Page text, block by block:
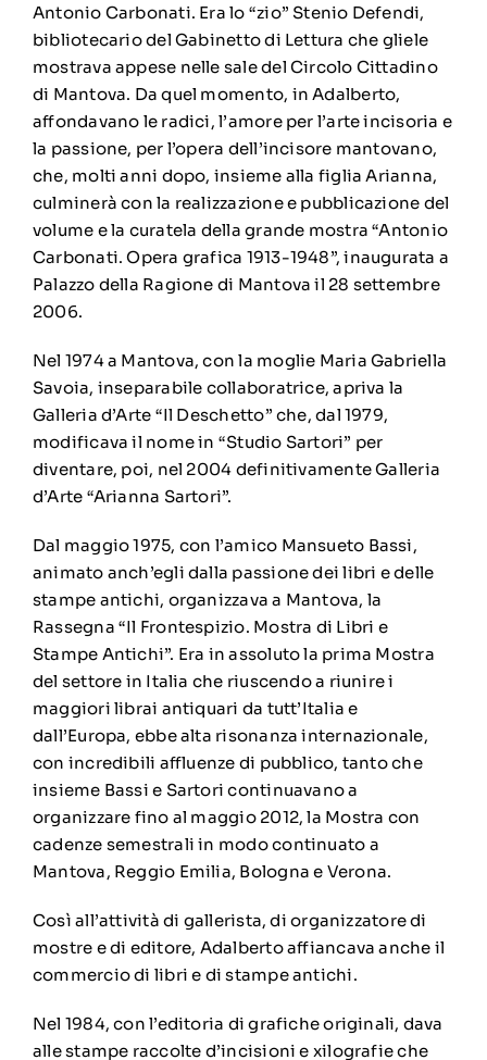
Antonio Carbonati. Era lo “zio” Stenio Defendi,
bibliotecario del Gabinetto di Lettura che gliele
mostrava appese nelle sale del Circolo Cittadino
di Mantova. Da quel momento, in Adalberto,
affondavano le radici, l’amore per l’arte incisoria e
la passione, per l’opera dell’incisore mantovano,
che, molti anni dopo, insieme alla figlia Arianna,
culminerà con la realizzazione e pubblicazione del
volume e la curatela della grande mostra “Antonio
Carbonati. Opera grafica 1913-1948”, inaugurata a
Palazzo della Ragione di Mantova il 28 settembre
2006.
Nel 1974 a Mantova, con la moglie Maria Gabriella
Savoia, inseparabile collaboratrice, apriva la
Galleria d’Arte “Il Deschetto” che, dal 1979,
modificava il nome in “Studio Sartori” per
diventare, poi, nel 2004 definitivamente Galleria
d’Arte “Arianna Sartori”.
Dal maggio 1975, con l’amico Mansueto Bassi,
animato anch’egli dalla passione dei libri e delle
stampe antichi, organizzava a Mantova, la
Rassegna “Il Frontespizio. Mostra di Libri e
Stampe Antichi”. Era in assoluto la prima Mostra
del settore in Italia che riuscendo a riunire i
maggiori librai antiquari da tutt’Italia e
dall’Europa, ebbe alta risonanza internazionale,
con incredibili affluenze di pubblico, tanto che
insieme Bassi e Sartori continuavano a
organizzare fino al maggio 2012, la Mostra con
cadenze semestrali in modo continuato a
Mantova, Reggio Emilia, Bologna e Verona.
Così all’attività di gallerista, di organizzatore di
mostre e di editore, Adalberto affiancava anche il
commercio di libri e di stampe antichi.
Nel 1984, con l’editoria di grafiche originali, dava
alle stampe raccolte d’incisioni e xilografie che